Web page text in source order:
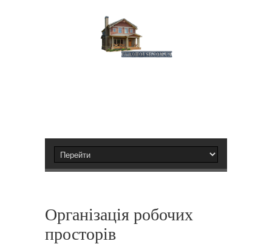
Організація робочих
просторів